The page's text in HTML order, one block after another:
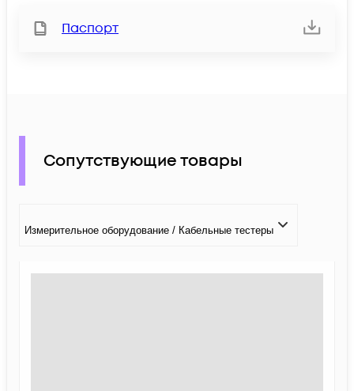
Паспорт
Сопутствующие товары
Измерительное оборудование / Кабельные тестеры